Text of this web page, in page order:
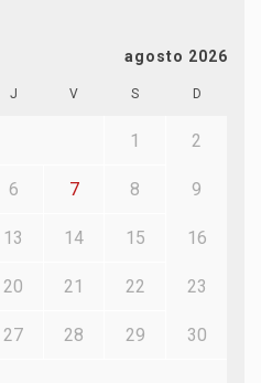
agosto 2026
J V S D
1 2
6 7 8 9
13 14 15 16
20 21 22 23
27 28 29 30